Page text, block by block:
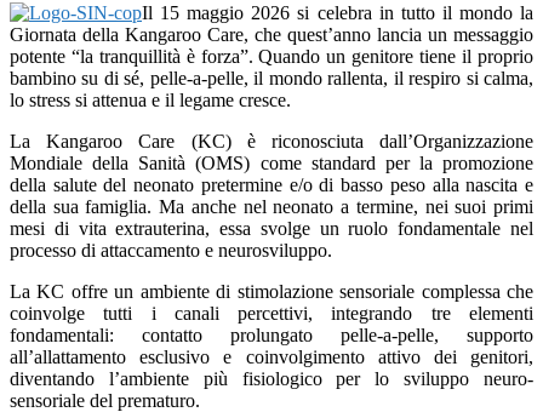
Il 15 maggio 2026 si celebra in tutto il mondo la
Giornata della Kangaroo Care, che quest’anno lancia un messaggio
potente “la tranquillità è forza”. Quando un genitore tiene il proprio
bambino su di sé, pelle-a-pelle, il mondo rallenta, il respiro si calma,
lo stress si attenua e il legame cresce.
La Kangaroo Care (KC) è riconosciuta dall’Organizzazione
Mondiale della Sanità (OMS) come standard per la promozione
della salute del neonato pretermine e/o di basso peso alla nascita e
della sua famiglia. Ma anche nel neonato a termine, nei suoi primi
mesi di vita extrauterina, essa svolge un ruolo fondamentale nel
processo di attaccamento e neurosviluppo.
La KC offre un ambiente di stimolazione sensoriale complessa che
coinvolge tutti i canali percettivi, integrando tre elementi
fondamentali: contatto prolungato pelle-a-pelle, supporto
all’allattamento esclusivo e coinvolgimento attivo dei genitori,
diventando l’ambiente più fisiologico per lo sviluppo neuro-
sensoriale del prematuro.